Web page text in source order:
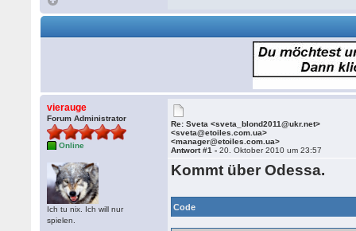
vierauge
Forum Administrator
Online
Ich tu nix. Ich will nur
spielen.
Re: Sveta <sveta_blond2011@ukr.net>
<sveta@etoiles.com.ua>
<manager@etoiles.com.ua>
Antwort #1 -20. Oktober 2010 um 23:57
Kommt über Odessa.
Code